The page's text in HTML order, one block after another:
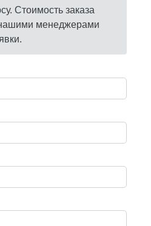
Стоимость заказа
нашими менеджерами